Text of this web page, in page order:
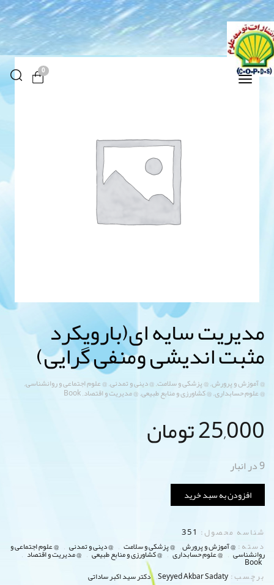
Toggle
navigation
0
مدیریت سایه ای(بارویکرد
مثبت اندیشی ومنفی گرایی)
@ آموزش و پرورش,@ پزشکی و سلامت,@ دینی و تمدنی,@ علوم اجتماعی و روانشناسی,
@ علوم حسابداری,@ کشاورزی و منابع طبیعی,@ مدیریت و اقتصاد,
Book
25,000تومان
9 در انبار
افزودن به سبد خرید
شناسه محصول: 351
دسته: @ آموزش و پرورش, @ پزشکی و سلامت , @ دینی و تمدنی , @ علوم اجتماعی و
روانشناسی , @ علوم حسابداری , @ کشاورزی و منابع طبیعی , @ مدیریت و اقتصاد , Book
برچسب: Seyyed Akbar Sadaty
, دکتر سید اکبر ساداتی